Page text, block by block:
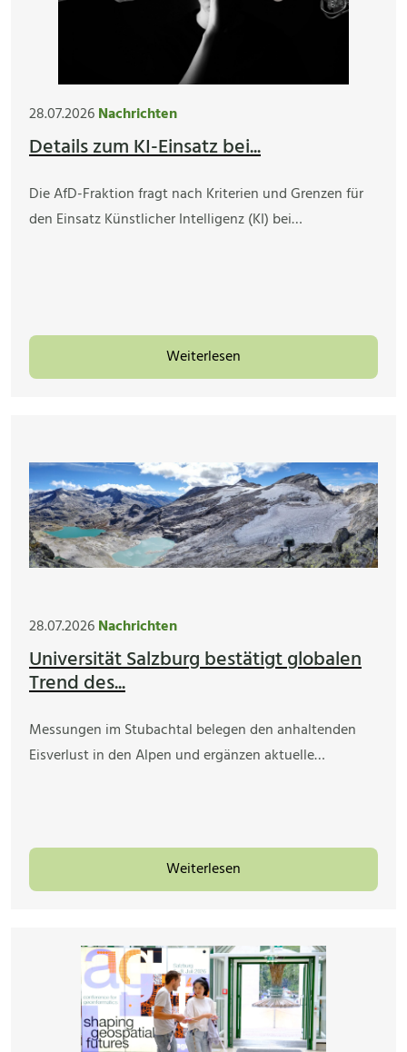
28.07.2026Nachrichten
Details zum KI-Einsatz bei...
Die AfD-Fraktion fragt nach Kriterien und Grenzen für
den Einsatz Künstlicher Intelligenz (KI) bei…
Weiterlesen
28.07.2026Nachrichten
Universität Salzburg bestätigt globalen
Trend des...
Messungen im Stubachtal belegen den anhaltenden
Eisverlust in den Alpen und ergänzen aktuelle…
Weiterlesen